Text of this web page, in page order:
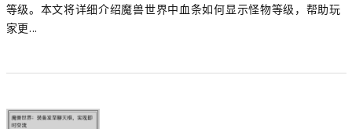
等级。本文将详细介绍魔兽世界中血条如何显示怪物等级，帮助玩
家更...